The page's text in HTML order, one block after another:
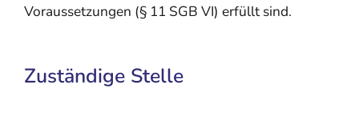
Voraussetzungen (§ 11 SGB VI) erfüllt sind.
Zuständige Stelle